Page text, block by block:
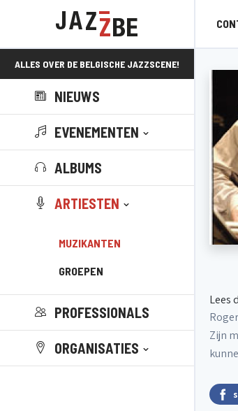
ALLES OVER DE BELGISCHE JAZZSCENE!
NIEUWS
EVENEMENTEN
ALBUMS
ARTIESTEN
MUZIKANTEN
GROEPEN
PROFESSIONALS
ORGANISATIES
Lees
Zijn